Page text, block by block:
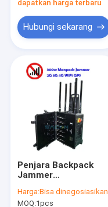
Produk
Pertunjukan VR
panas
dapatkan harga terbaru
Hubungi sekarang
Penjara Backpack
Jammer
Bom
Harga:Bisa dinegosiasikan
MOQ:1pcs